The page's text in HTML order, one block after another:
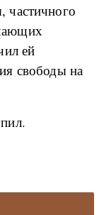
частичного
ей
свободы на